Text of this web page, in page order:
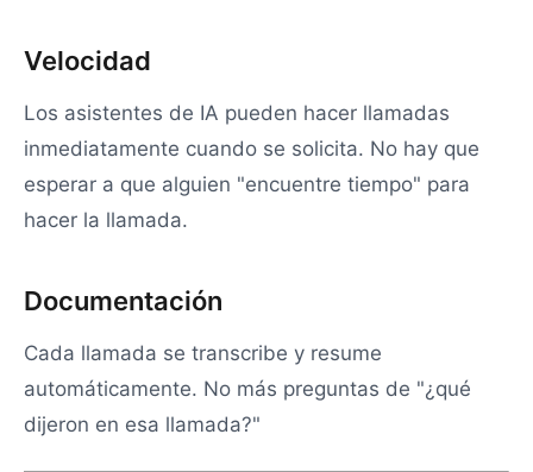
Velocidad
Los asistentes de IA pueden hacer llamadas
inmediatamente cuando se solicita. No hay que
esperar a que alguien "encuentre tiempo" para
hacer la llamada.
Documentación
Cada llamada se transcribe y resume
automáticamente. No más preguntas de "¿qué
dijeron en esa llamada?"